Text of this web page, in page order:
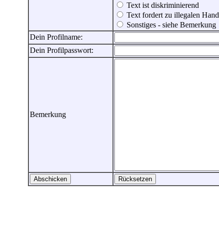
Text ist diskriminierend
Text fordert zu illegalen
Sonstiges - siehe Bemerkung
Dein Profilname:
Dein Profilpasswort:
Bemerkung